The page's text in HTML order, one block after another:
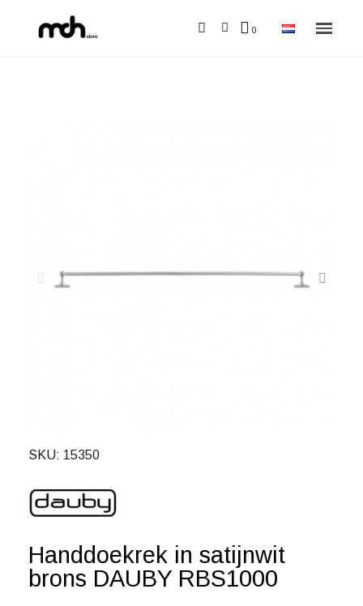
SKU 15350
Handdoekrek in satijnwit
brons DAUBY RBS1000